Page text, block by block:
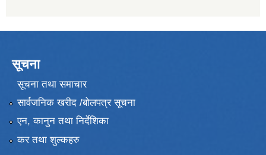
सूचना
सूचना तथा समाचार
सार्वजनिक खरीद /बोलपत्र सूचना
एन, कानुन तथा निर्देशिका
कर तथा शुल्कहरु